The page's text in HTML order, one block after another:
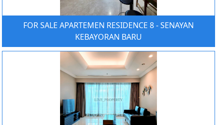
FOR SALE APARTEMEN RESIDENCE 8 - SENAYAN
KEBAYORAN BARU